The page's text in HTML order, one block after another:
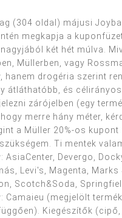
(304 oldal) májusi
megkapja a
két hét múlva.
Müllerben, vagy
hanem drogéria szerint
átláthatóbb, és
zárójelben (egy
merre hány méter,
a Müller 20%-os
Ti mentek
AsiaCenter, Devergo,
Levi's, Magenta, Marks
Scotch&Soda,
Camaieu (megjelölt
Kiegészítők (cipő,